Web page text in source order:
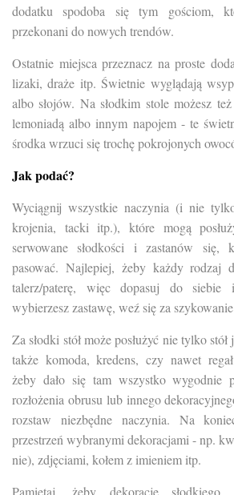
dodatku spodoba się tym gościom,
przekonani do nowych trendów.
Ostatnie miejsca przeznacz na proste
lizaki, draże itp. Świetnie wyglądają
albo słojów. Na słodkim stole możesz
lemoniadą albo innym napojem - te
środka wrzuci się trochę pokrojonych
Jak podać?
Wyciągnij wszystkie naczynia (i nie
krojenia, tacki itp.), które mogą
serwowane słodkości i zastanów się,
pasować. Najlepiej, żeby każdy rodzaj
talerz/paterę, więc dopasuj do
wybierzesz zastawę, weź się za szykowanie
Za słodki stół może posłużyć nie tylko
także komoda, kredens, czy nawet
żeby dało się tam wszystko wygodnie
rozłożenia obrusu lub innego
rozstaw niezbędne naczynia. Na
przestrzeń wybranymi dekoracjami - np.
nie), zdjęciami, kołem z imieniem itp.
Pamiętaj, żeby dekoracje słodkiego